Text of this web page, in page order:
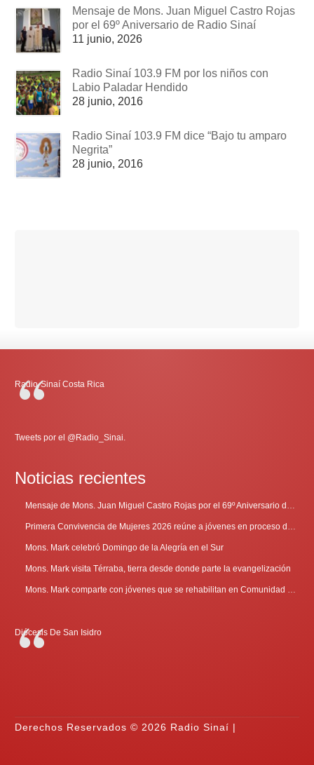
Mensaje de Mons. Juan Miguel Castro Rojas
por el 69º Aniversario de Radio Sinaí
11 junio, 2026
Radio Sinaí 103.9 FM por los niños con
Labio Paladar Hendido
28 junio, 2016
Radio Sinaí 103.9 FM dice “Bajo tu amparo
Negrita”
28 junio, 2016
Radio-Sinaí Costa Rica
Tweets por el @Radio_Sinai.
Noticias recientes
Mons. Mark celebró Domingo de la Alegría en el Sur
Mons. Mark visita Térraba, tierra desde donde parte la evangelización
Diócesis De San Isidro
Derechos Reservados © 2026 Radio Sinaí |